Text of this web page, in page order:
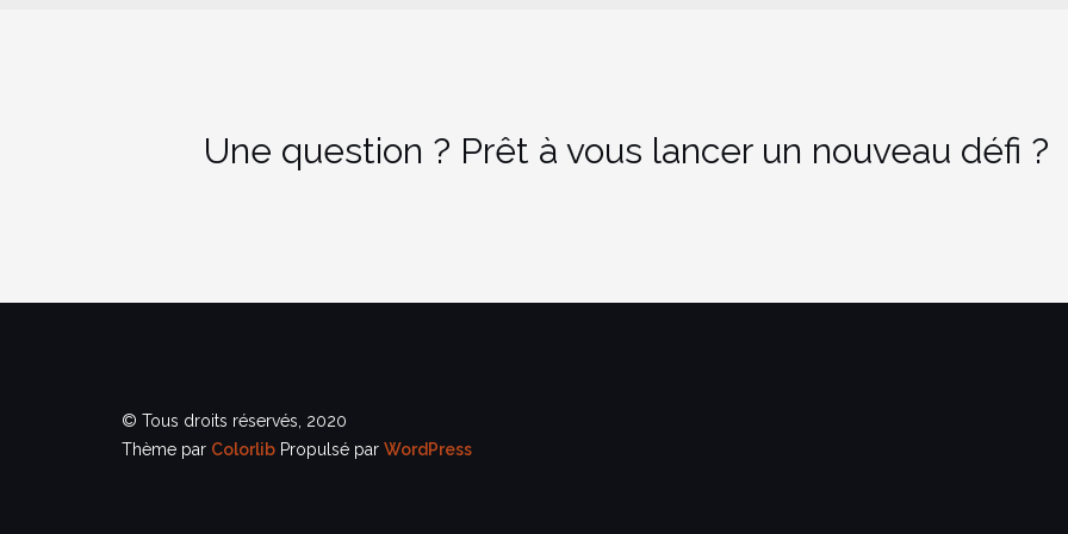
Une question ? Prêt à vous lancer un nouveau défi ?
© Tous droits réservés, 2020
Thème par Colorlib Propulsé par WordPress